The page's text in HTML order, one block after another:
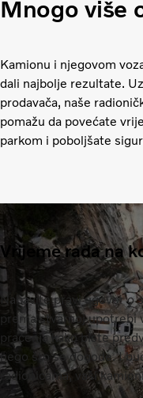
Mnogo više
Kamionu i njegovom
dali najbolje rezultate.
prodavača, naše
pomažu da povećate
parkom i poboljšate
Vrijeme rada na
Nabavite pravi ugovor o
prema stvarnoj upotrebi
praćenja kako biste
nego što se dogode. I
radionicama, vaši